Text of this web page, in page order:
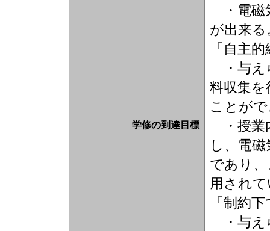
学修の到達目標
・電磁
が出来る
「自主
・与え
料収集
ことが
・授業
し、電
であり
用され
「制約
・与え